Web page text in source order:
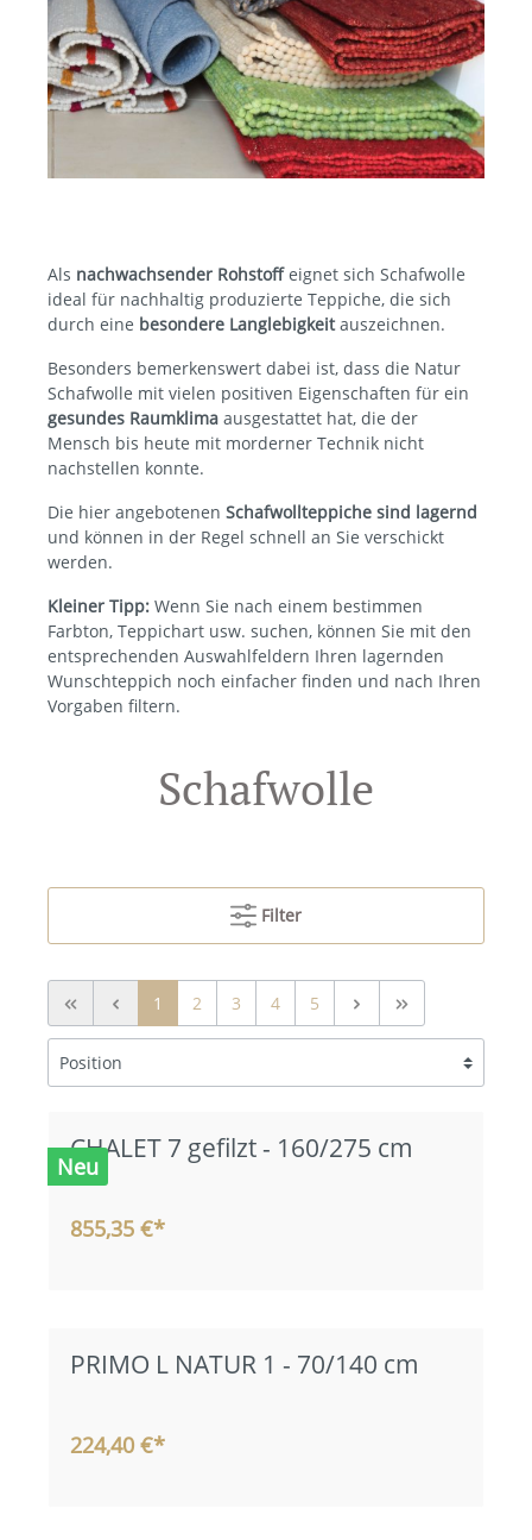
Als nachwachsender Rohstoffeignet sich Schafwolle
ideal für nachhaltig produzierte Teppiche, die sich
durch eine besondere Langlebigkeitauszeichnen.
Besonders bemerkenswert dabei ist, dass die Natur
Schafwolle mit vielen positiven Eigenschaften für ein
gesundes Raumklima ausgestattet hat, die der
Mensch bis heute mit morderner Technik nicht
nachstellen konnte.
Die hier angebotenen Schafwollteppiche sind lagernd
und können in der Regel schnell an Sie verschickt
werden.
Kleiner Tipp: Wenn Sie nach einem bestimmen
Farbton, Teppichart usw. suchen, können Sie mit den
entsprechenden Auswahlfeldern Ihren lagernden
Wunschteppich noch einfacher finden und nach Ihren
Vorgaben filtern.
Schafwolle
Filter
1 2 3 4 5
Neu
CHALET 7 gefilzt - 160/275 cm
855,35 €*
PRIMO L NATUR 1 - 70/140 cm
224,40 €*